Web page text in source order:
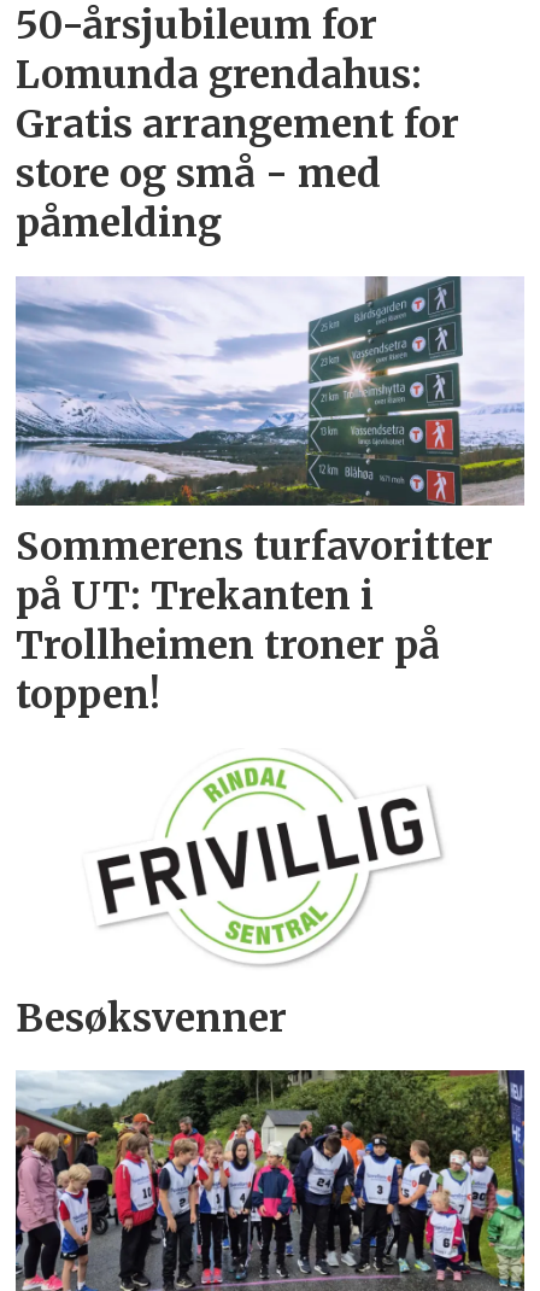
50-årsjubileum for
Lomunda grendahus:
Gratis arrangement for
store og små - med
påmelding
Sommerens turfavoritter
på UT: Trekanten i
Trollheimen troner på
toppen!
Besøksvenner